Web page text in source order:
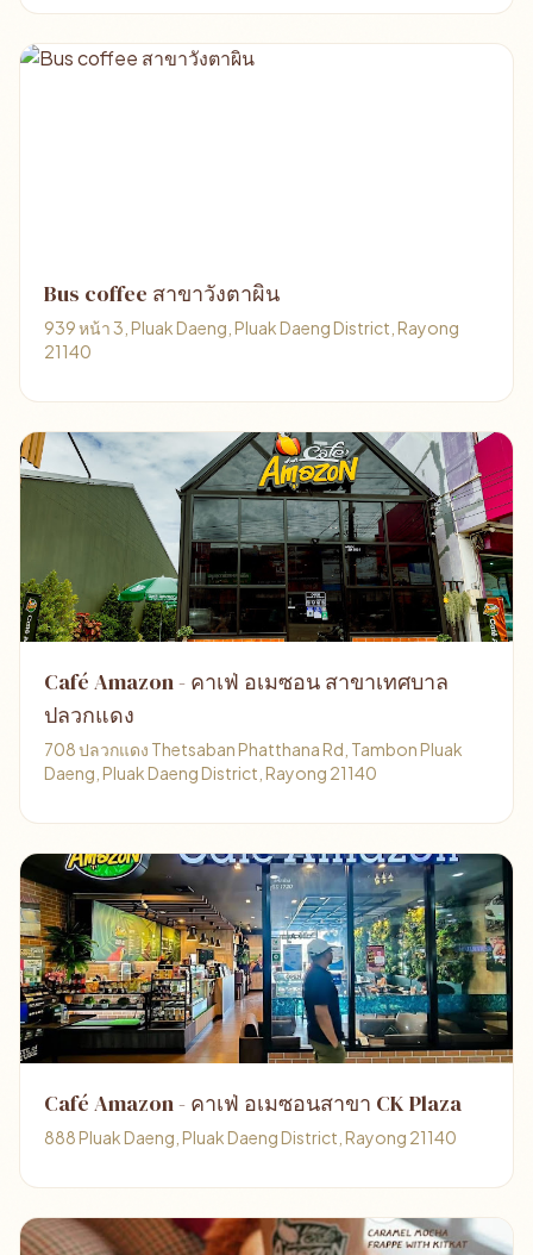
Bus coffee สาขาวังตาผิน
939 หน้า 3, Pluak Daeng, Pluak Daeng District, Rayong
21140
Café Amazon - คาเฟ่ อเมซอน สาขาเทศบาล
ปลวกแดง
708 ปลวกแดง Thetsaban Phatthana Rd, Tambon Pluak
Daeng, Pluak Daeng District, Rayong 21140
Café Amazon - คาเฟ่ อเมซอนสาขา CK Plaza
888 Pluak Daeng, Pluak Daeng District, Rayong 21140